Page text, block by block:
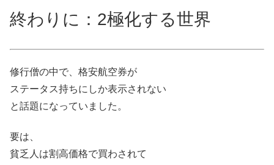
終わりに：2極化する世界
修行僧の中で、格安航空券が
ステータス持ちにしか表示されない
と話題になっていました。
要は、
貧乏人は割高価格で買わされて